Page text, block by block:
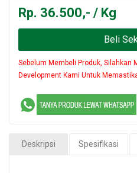
Rp. 36.500,- / Kg
Beli
Sebelum Membeli Produk, Silahkan
Development Kami Untuk
Deskripsi Spesifikasi